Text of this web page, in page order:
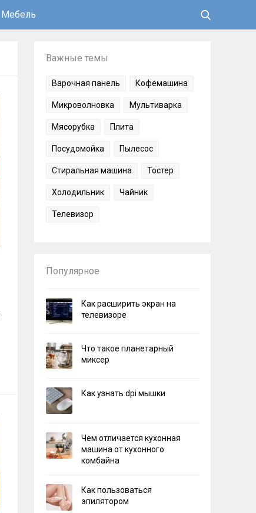
Мебель
Важные темы
Варочная панель Кофемашина
Микроволновка Мультиварка
Мясорубка Плита
Посудомойка Пылесос
Стиральная машина Тостер
Холодильник Чайник
Телевизор
Популярное
Как расширить экран на
телевизоре
Что такое планетарный
миксер
Как узнать dpi мышки
Чем отличается кухонная
машина от кухонного
комбайна
Как пользоваться
эпилятором